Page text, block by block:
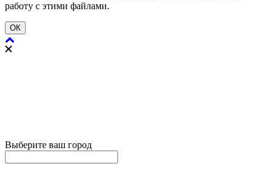
работу с этими файлами.
ОК
Выберите ваш город